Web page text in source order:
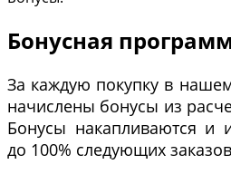
Бонусная
За каждую покупку в
начислены бонусы из
Бонусы накапливаются и
до 100% следующих